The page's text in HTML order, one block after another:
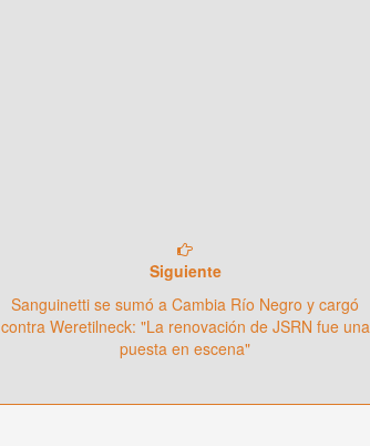
Siguiente
Sanguinetti se sumó a Cambia Río Negro y cargó
contra Weretilneck: "La renovación de JSRN fue una
puesta en escena"